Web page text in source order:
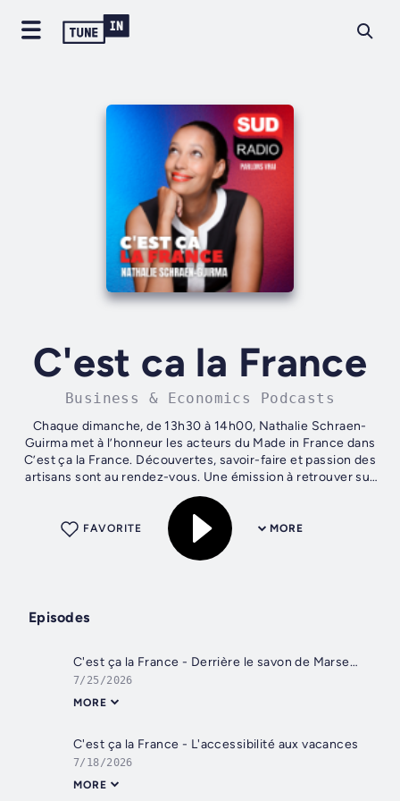
C'est ca la France
Business & Economics Podcasts
Chaque dimanche, de 13h30 à 14h00, Nathalie Schraen-
Guirma met à l’honneur les acteurs du Made in France dans
C’est ça la France. Découvertes, savoir-faire et passion des
artisans sont au rendez-vous. Une émission à retrouver sur
Sud Radio et en...
MORE
FAVORITE
Episodes
C'est ça la France - Derrière le savon de Marseille, une histoire de traditions, de transmission et d'innovation
7/25/2026
MORE
C'est ça la France - L'accessibilité aux vacances
7/18/2026
MORE